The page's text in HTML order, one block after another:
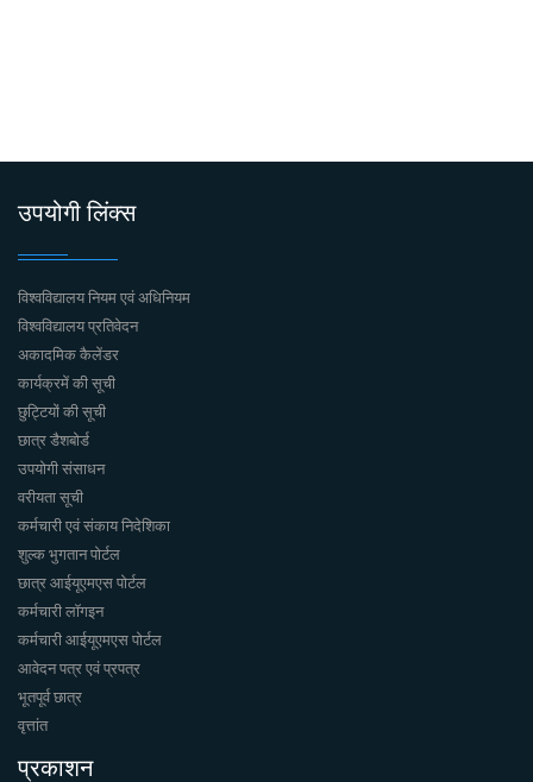
उपयोगी लिंक्स
विश्वविद्यालय नियम एवं अधिनियम
विश्वविद्यालय प्रतिवेदन
अकादमिक कैलेंडर
कार्यक्रमें की सूची
छुट्टियों की सूची
छात्र डैशबोर्ड
उपयोगी संसाधन
वरीयता सूची
कर्मचारी एवं संकाय निदेशिका
शुल्क भुगतान पोर्टल
छात्र आईयूएमएस पोर्टल
कर्मचारी लॉगइन
कर्मचारी आईयूएमएस पोर्टल
आवेदन पत्र एवं प्रपत्र
भूतपूर्व छात्र
वृत्तांत
प्रकाशन